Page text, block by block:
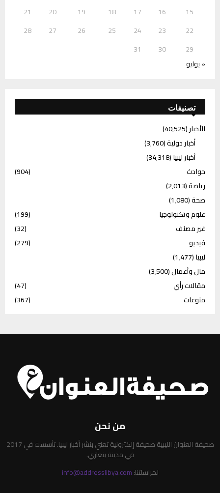
15
16
17
18
19
20
21
22
23
24
25
26
27
28
29
30
31
« يوليو
تصنيفات
الأخبار(40٬525)
أخبار دولية(3٬760)
أخبار ليبيا(34٬318)
حوادث
(904)
رياضة(2٬013)
صحة(1٬080)
علوم وتكنولوجيا
(199)
غير مصنف
(32)
فيديو
(279)
ليبيا(1٬477)
مال وأعمال(3٬500)
مقالات رأي
(47)
منوعات
(367)
من نحن
صحيفة العنوان الليبية صحيفة إلكترونية تعني بنشر أخبار ليبيا. تأسست في 2017
في مدينة بنغازي.
لمراسلتنا:info@addresslibya.com